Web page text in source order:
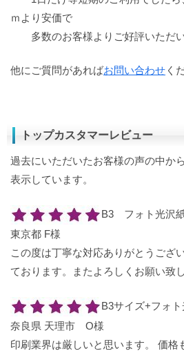
ｍより安価で
多数のお客様よりご好評いただい
他にご質問があればお問い合わせ く
トップカスタマーレビュー
過去にいただいたお客様の声の中か
表示しています。
B3 フォト光沢
東京都 F様
この度は丁寧な対応ありがとうござ
ております。またよろしくお願い致し
B3サイズ+フォ
奈良県 天理市 O様
印刷業界は厳しいと思います。 価格